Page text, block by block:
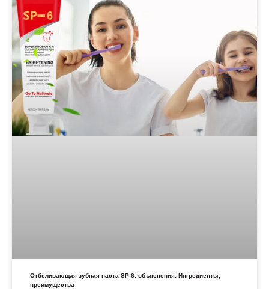
Отбеливающая зубная паста SP-6: объяснения: Ингредиенты,
преимущества